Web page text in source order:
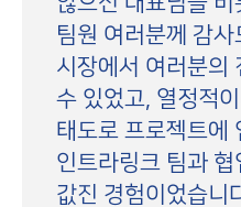
팀원 여러분께 감
시장에서 여러분의
수 있었고, 열정적
태도로 프로젝트에
인트라링크 팀과
값진 경험이었습니